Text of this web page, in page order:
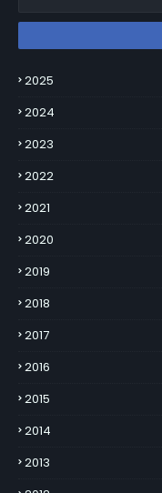
2025
2024
2023
2022
2021
2020
2019
2018
2017
2016
2015
2014
2013